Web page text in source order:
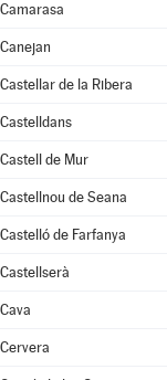
Camarasa
Canejan
Castellar de la Ribera
Castelldans
Castell de Mur
Castellnou de Seana
Castelló de Farfanya
Castellserà
Cava
Cervera